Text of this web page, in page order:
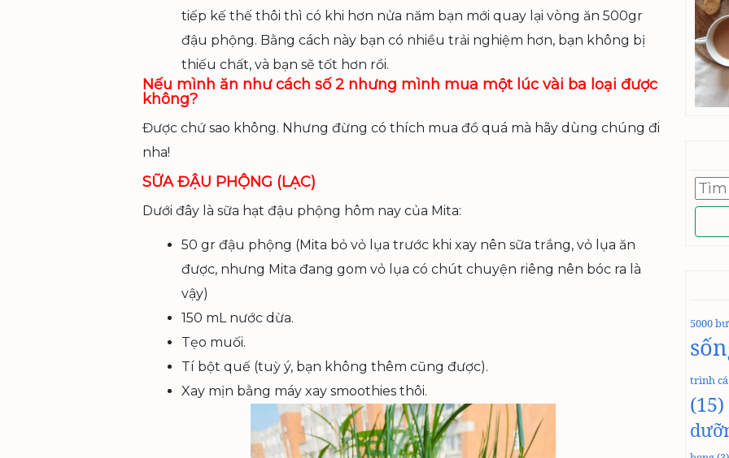
tiếp kế thế thôi thì có khi hơn nửa năm bạn mới quay lại vòng ăn 500gr
đậu phộng. Bằng cách này bạn có nhiều trải nghiệm hơn, bạn không bị
thiếu chất, và bạn sẽ tốt hơn rồi.
Nếu mình ăn như cách số 2 nhưng mình mua một lúc vài ba loại được
không?
Được chứ sao không. Nhưng đừng có thích mua đồ quá mà hãy dùng chúng đi
nha!
SỮA ĐẬU PHỘNG (LẠC)
Dưới đây là sữa hạt đậu phộng hôm nay của Mita:
50 gr đậu phộng (Mita bỏ vỏ lụa trước khi xay nên sữa trắng, vỏ lụa ăn
được, nhưng Mita đang gom vỏ lụa có chút chuyện riêng nên bóc ra là
vậy)
150 mL nước dừa.
Tẹo muối.
Tí bột quế (tuỳ ý, bạn không thêm cũng được).
Xay mịn bằng máy xay smoothies thôi.
Tìm
kiếm
cho:
5000
trình
(15)